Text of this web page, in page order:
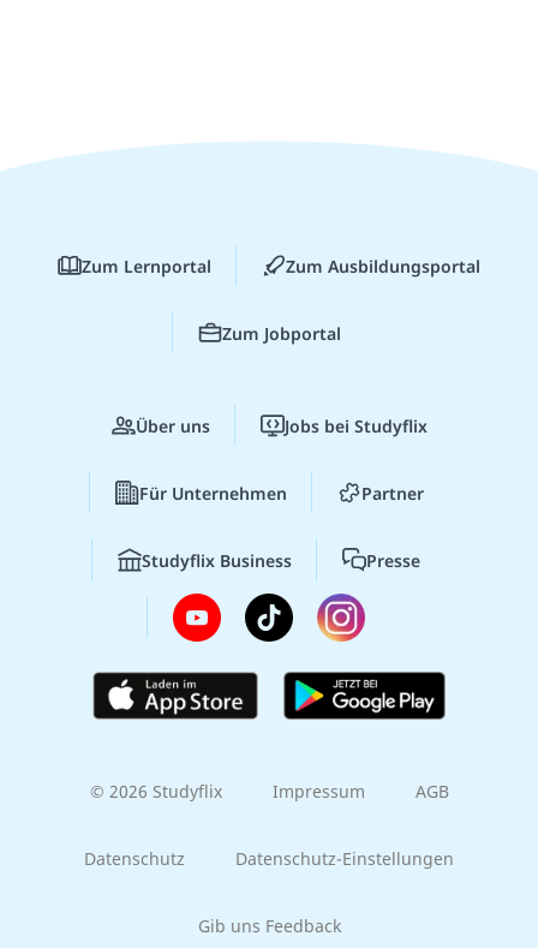
Zum Lernportal Zum Ausbildungsportal
Zum Jobportal
Über uns Jobs bei Studyflix
Für Unternehmen Partner
Studyflix Business Presse
© 2026 Studyflix Impressum AGB
Datenschutz Datenschutz-Einstellungen
Gib uns Feedback